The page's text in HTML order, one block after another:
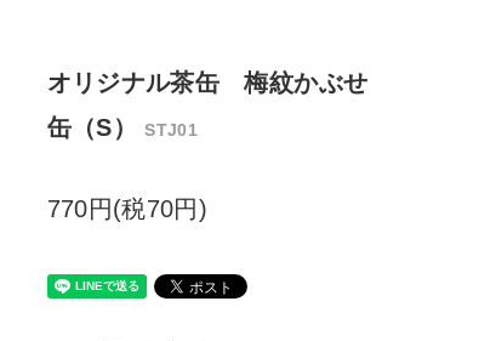
オリジナル茶缶 梅紋かぶせ
缶（S）STJ01
770円(税70円)